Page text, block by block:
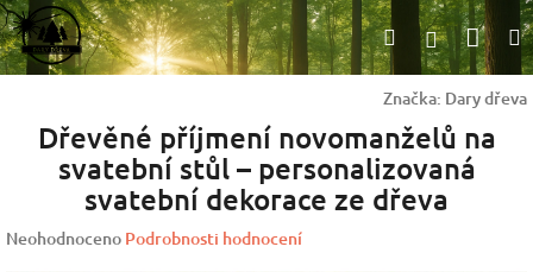
Přejít
na
obsah
HledatPřihlášení
Značka: Dary dřeva
Dřevěné příjmení novomanželů na
svatební stůl – personalizovaná
svatební dekorace ze dřeva
Průměrné
Neohodnoceno Podrobnosti hodnocení